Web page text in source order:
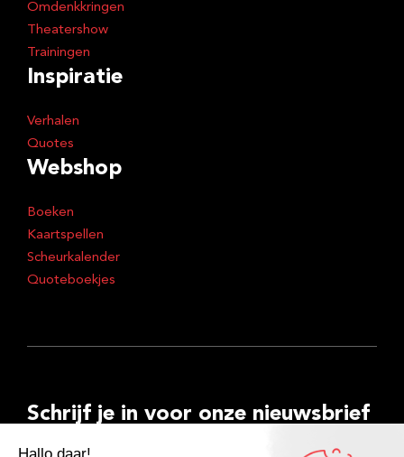
Omdenkkringen
Theatershow
Trainingen
Inspiratie
Verhalen
Quotes
Webshop
Boeken
Kaartspellen
Scheurkalender
Quoteboekjes
Schrijf je in voor onze nieuwsbrief